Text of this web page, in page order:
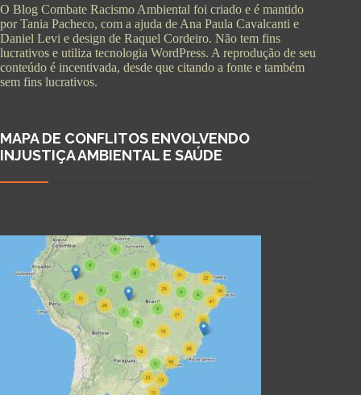
O Blog Combate Racismo Ambiental foi criado e é mantido
por Tania Pacheco, com a ajuda de Ana Paula Cavalcanti e
Daniel Levi e design de Raquel Cordeiro. Não tem fins
lucrativos e utiliza tecnologia WordPress. A reprodução de seu
conteúdo é incentivada, desde que citando a fonte e também
sem fins lucrativos.
MAPA DE CONFLITOS ENVOLVENDO
INJUSTIÇA AMBIENTAL E SAÚDE